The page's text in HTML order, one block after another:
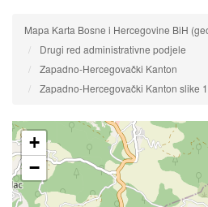
Mapa Karta Bosne i Hercegovine BiH
Drugi red administrativne podjele
Zapadno-Hercegovački Kanton
Zapadno-Hercegovački Kanton slike
+
−